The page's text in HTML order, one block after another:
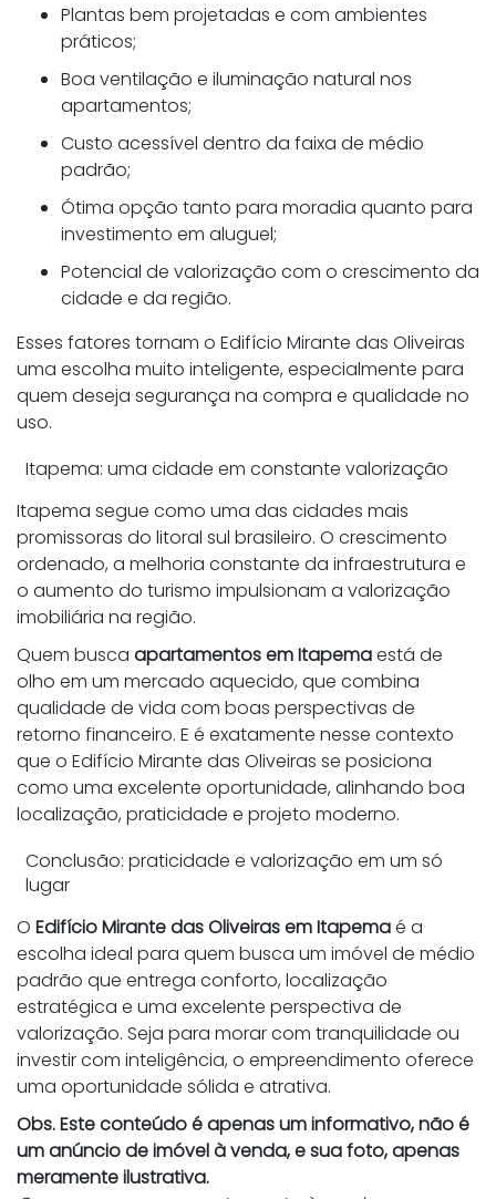
Plantas bem projetadas e com ambientes
práticos;
Boa ventilação e iluminação natural nos
apartamentos;
Custo acessível dentro da faixa de médio
padrão;
Ótima opção tanto para moradia quanto para
investimento em aluguel;
Potencial de valorização com o crescimento da
cidade e da região.
Esses fatores tornam o Edifício Mirante das Oliveiras
uma escolha muito inteligente, especialmente para
quem deseja segurança na compra e qualidade no
uso.
Itapema: uma cidade em constante valorização
Itapema segue como uma das cidades mais
promissoras do litoral sul brasileiro. O crescimento
ordenado, a melhoria constante da infraestrutura e
o aumento do turismo impulsionam a valorização
imobiliária na região.
Quem busca apartamentos em Itapemaestá de
olho em um mercado aquecido, que combina
qualidade de vida com boas perspectivas de
retorno financeiro. E é exatamente nesse contexto
que o Edifício Mirante das Oliveiras se posiciona
como uma excelente oportunidade, alinhando boa
localização, praticidade e projeto moderno.
Conclusão: praticidade e valorização em um só
lugar
O Edifício Mirante das Oliveiras em Itapemaé a
escolha ideal para quem busca um imóvel de médio
padrão que entrega conforto, localização
estratégica e uma excelente perspectiva de
valorização. Seja para morar com tranquilidade ou
investir com inteligência, o empreendimento oferece
uma oportunidade sólida e atrativa.
Obs. Este conteúdo é apenas um informativo, não é
um anúncio de imóvel à venda, e sua foto, apenas
meramente ilustrativa.